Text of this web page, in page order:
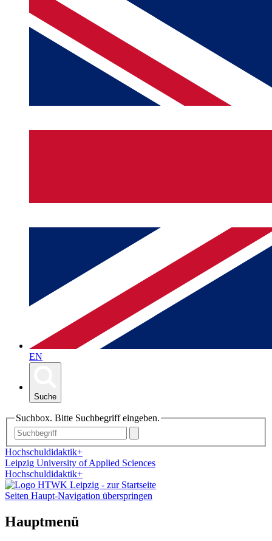
EN
Suche
Suchbox. Bitte Suchbegriff eingeben.
Hochschuldidaktik+
Leipzig University of Applied Sciences
Hochschuldidaktik+
Seiten Haupt-Navigation überspringen
Hauptmenü